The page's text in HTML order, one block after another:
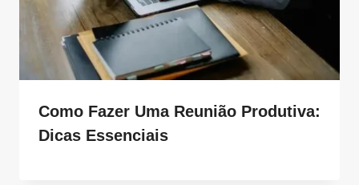
Como Fazer Uma Reunião Produtiva:
Dicas Essenciais